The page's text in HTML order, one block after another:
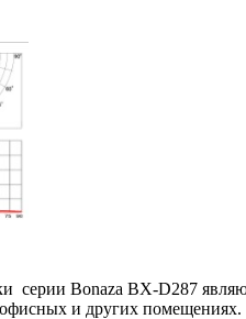
серии Bonaza BX-D287
и других помещениях.